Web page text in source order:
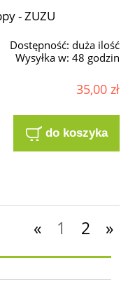
- ZUZU
Dostępność: duża ilość
Wysyłka w: 48 godzin
35,00 zł
do koszyka
« 1 2 »